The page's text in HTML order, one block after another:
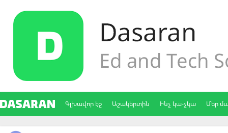
Գլխավոր էջ Աշակերտին Ինչ կա-չկա Մեր